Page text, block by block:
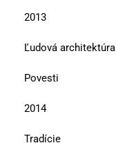
2013
Ľudová architektúra
Povesti
2014
Tradície